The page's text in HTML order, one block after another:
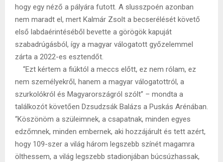
hogy egy néző a pályára futott. A slusszpoén azonban
nem maradt el, mert Kalmár Zsolt a becserélését követő
első labdaérintéséből bevette a görögök kapuját
szabadrúgásból, így a magyar válogatott győzelemmel
zárta a 2022-es esztendőt.
“Ezt kértem a fiúktól a meccs előtt, ez nem rólam, ez
nem személyekről, hanem a magyar válogatottról, a
szurkolókról és Magyarországról szólt” – mondta a
találkozót követően Dzsudzsák Balázs a Puskás Arénában.
“Köszönöm a szüleimnek, a csapatnak, minden egyes
edzőmnek, minden embernek, aki hozzájárult és tett azért,
hogy 109-szer a világ három legszebb színét magamra
ölthessem, a világ legszebb stadionjában búcsúzhassak,